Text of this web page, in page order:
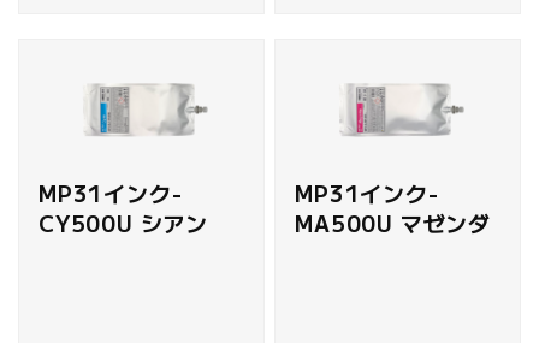
看板、ポスター、グラ
フィック制作など多用
MP31インク-
CY500U シアン
MP31インク-
MA500U マゼンダ